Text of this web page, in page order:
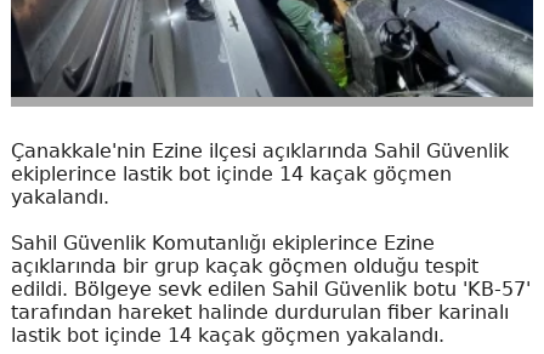
Çanakkale'nin Ezine ilçesi açıklarında Sahil Güvenlik
ekiplerince lastik bot içinde 14 kaçak göçmen
yakalandı.
Sahil Güvenlik Komutanlığı ekiplerince Ezine
açıklarında bir grup kaçak göçmen olduğu tespit
edildi. Bölgeye sevk edilen Sahil Güvenlik botu 'KB-57'
tarafından hareket halinde durdurulan fiber karinalı
lastik bot içinde 14 kaçak göçmen yakalandı.